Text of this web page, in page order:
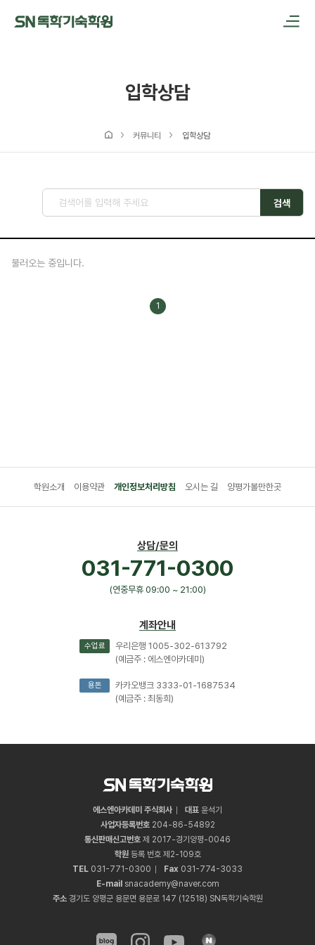
입학상담
커뮤니티 입학상담
검색
불러오는 중입니다.
1
학원소개 이용약관 개인정보처리방침 오시는 길 양평가볼만한곳
상담/문의
031-771-0300
(연중무휴 09:00 ~ 21:00)
계좌안내
수업료
우리은행 1005-302-613792
(예금주 : 에스엔아카데미)
용돈
카카오뱅크 3333-01-1687534
(예금주 : 최동희)
에스엔아카데미 주식회사 대표 윤석기
사업자등록번호 204-86-54892
통신판매신고번호 제 2017-경기양평-0046
학원등록 번호 제2-109호
TEL 031 -771 -0300 Fax 031 -774-3033
E-mail snacademy@naver.com
주소경기도 양평군 용문면 용문로 147 (12518) SN독학기숙학원